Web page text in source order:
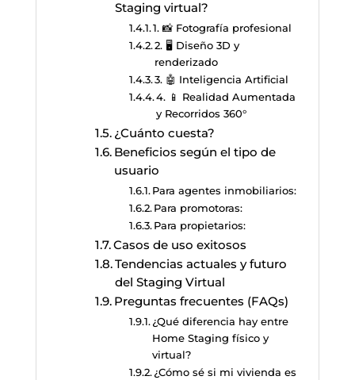
Staging virtual?
1. 📸 Fotografía profesional
2. 🖥️ Diseño 3D y
renderizado
3. 🤖 Inteligencia Artificial
4. 📱 Realidad Aumentada
y Recorridos 360°
¿Cuánto cuesta?
Beneficios según el tipo de
usuario
Para agentes inmobiliarios:
Para promotoras:
Para propietarios:
Casos de uso exitosos
Tendencias actuales y futuro
del Staging Virtual
Preguntas frecuentes (FAQs)
¿Qué diferencia hay entre
Home Staging físico y
virtual?
¿Cómo sé si mi vivienda es